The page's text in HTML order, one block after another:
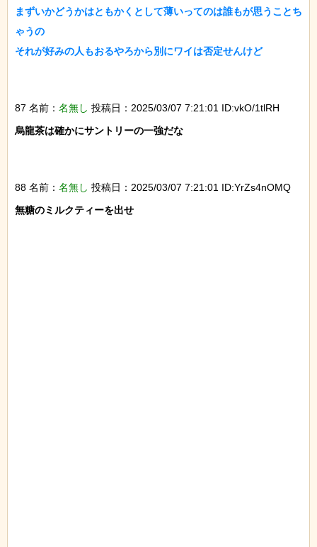
まずいかどうかはともかくとして薄いってのは誰もが思うことち
ゃうの
それが好みの人もおるやろから別にワイは否定せんけど
87 名前： 名無し 投稿日：2025/03/07 7:21:01 ID:vkO/1tlRH
烏龍茶は確かにサントリーの一強だな
88 名前： 名無し 投稿日：2025/03/07 7:21:01 ID:YrZs4nOMQ
無糖のミルクティーを出せ